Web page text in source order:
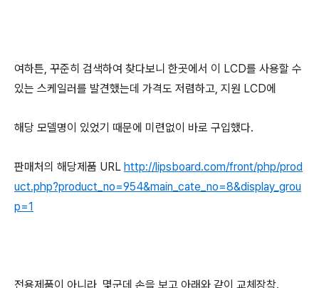
여하튼, 꾸준히 검색하여 찾다보니 한곳에서 이 LCD를 사용할 수
있는 스케일러를 발견했는데 가격도 저렴하고, 지원 LCD에
해당 모델명이 있었기 때문에 미련없이 바로 구입했다.
판매처의 해당제품 URL http://lipsboard.com/front/php/prod
uct.php?product_no=954&main_cate_no=8&display_grou
p=1
전용제품이 아니라, 몇군데 손을 보고 아래와 같이 교체장착.